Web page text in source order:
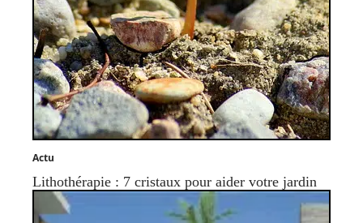
Actu
Lithothérapie : 7 cristaux pour aider votre jardin